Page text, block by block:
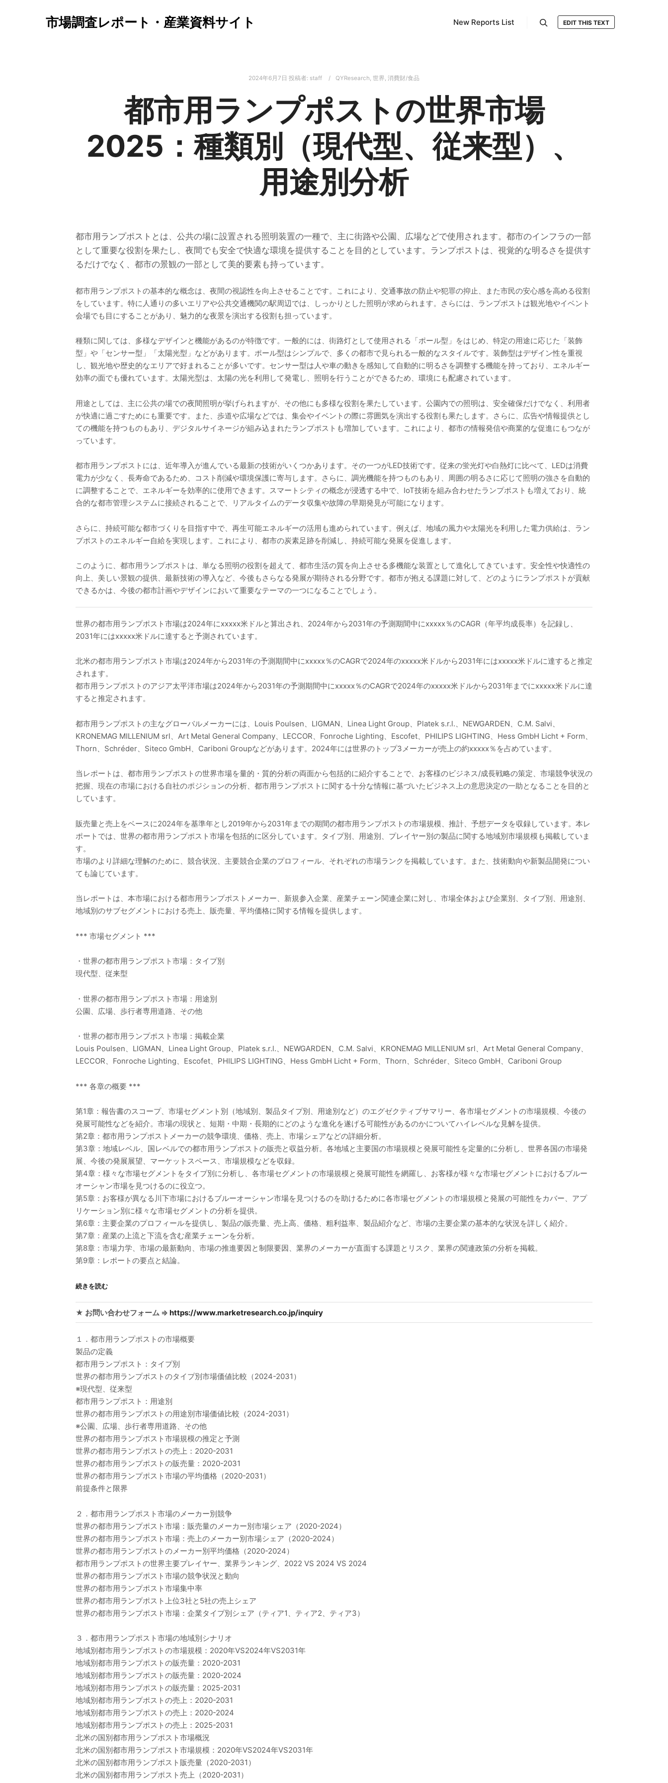
市場調査レポート・産業資料サイト New Reports List EDIT THIS TEXT
2024年6月7日 投稿者: staff QYResearch, 世界, 消費財/食品
都市用ランプポストの世界市場
2025：種類別（現代型、従来型）、
用途別分析
都市用ランプポストとは、公共の場に設置される照明装置の一種で、主に街路や公園、広場などで使用されます。都市のインフラの一部
として重要な役割を果たし、夜間でも安全で快適な環境を提供することを目的としています。ランプポストは、視覚的な明るさを提供す
るだけでなく、都市の景観の一部として美的要素も持っています。
都市用ランプポストの基本的な概念は、夜間の視認性を向上させることです。これにより、交通事故の防止や犯罪の抑止、また市民の安心感を高める役割
をしています。特に人通りの多いエリアや公共交通機関の駅周辺では、しっかりとした照明が求められます。さらには、ランプポストは観光地やイベント
会場でも目にすることがあり、魅力的な夜景を演出する役割も担っています。
種類に関しては、多様なデザインと機能があるのが特徴です。一般的には、街路灯として使用される「ポール型」をはじめ、特定の用途に応じた「装飾
型」や「センサー型」「太陽光型」などがあります。ポール型はシンプルで、多くの都市で見られる一般的なスタイルです。装飾型はデザイン性を重視
し、観光地や歴史的なエリアで好まれることが多いです。センサー型は人や車の動きを感知して自動的に明るさを調整する機能を持っており、エネルギー
効率の面でも優れています。太陽光型は、太陽の光を利用して発電し、照明を行うことができるため、環境にも配慮されています。
用途としては、主に公共の場での夜間照明が挙げられますが、その他にも多様な役割を果たしています。公園内での照明は、安全確保だけでなく、利用者
が快適に過ごすためにも重要です。また、歩道や広場などでは、集会やイベントの際に雰囲気を演出する役割も果たします。さらに、広告や情報提供とし
ての機能を持つものもあり、デジタルサイネージが組み込まれたランプポストも増加しています。これにより、都市の情報発信や商業的な促進にもつなが
っています。
都市用ランプポストには、近年導入が進んでいる最新の技術がいくつかあります。その一つがLED技術です。従来の蛍光灯や白熱灯に比べて、LEDは消費
電力が少なく、長寿命であるため、コスト削減や環境保護に寄与します。さらに、調光機能を持つものもあり、周囲の明るさに応じて照明の強さを自動的
に調整することで、エネルギーを効率的に使用できます。スマートシティの概念が浸透する中で、IoT技術を組み合わせたランプポストも増えており、統
合的な都市管理システムに接続されることで、リアルタイムのデータ収集や故障の早期発見が可能になります。
さらに、持続可能な都市づくりを目指す中で、再生可能エネルギーの活用も進められています。例えば、地域の風力や太陽光を利用した電力供給は、ラン
プポストのエネルギー自給を実現します。これにより、都市の炭素足跡を削減し、持続可能な発展を促進します。
このように、都市用ランプポストは、単なる照明の役割を超えて、都市生活の質を向上させる多機能な装置として進化してきています。安全性や快適性の
向上、美しい景観の提供、最新技術の導入など、今後もさらなる発展が期待される分野です。都市が抱える課題に対して、どのようにランプポストが貢献
できるかは、今後の都市計画やデザインにおいて重要なテーマの一つになることでしょう。
世界の都市用ランプポスト市場は2024年にxxxxx米ドルと算出され、2024年から2031年の予測期間中にxxxxx％のCAGR（年平均成長率）を記録し、
2031年にはxxxxx米ドルに達すると予測されています。
北米の都市用ランプポスト市場は2024年から2031年の予測期間中にxxxxx％のCAGRで2024年のxxxxx米ドルから2031年にはxxxxx米ドルに達すると推定
されます。
都市用ランプポストのアジア太平洋市場は2024年から2031年の予測期間中にxxxxx％のCAGRで2024年のxxxxx米ドルから2031年までにxxxxx米ドルに達
すると推定されます。
都市用ランプポストの主なグローバルメーカーには、Louis Poulsen、LIGMAN、Linea Light Group、Platek s.r.l.、NEWGARDEN、C.M. Salvi、
KRONEMAG MILLENIUM srl、Art Metal General Company、LECCOR、Fonroche Lighting、Escofet、PHILIPS LIGHTING、Hess GmbH Licht + Form、
Thorn、Schréder、Siteco GmbH、Cariboni Groupなどがあります。2024年には世界のトップ3メーカーが売上の約xxxxx％を占めています。
当レポートは、都市用ランプポストの世界市場を量的・質的分析の両面から包括的に紹介することで、お客様のビジネス/成長戦略の策定、市場競争状況の
把握、現在の市場における自社のポジションの分析、都市用ランプポストに関する十分な情報に基づいたビジネス上の意思決定の一助となることを目的と
しています。
販売量と売上をベースに2024年を基準年とし2019年から2031年までの期間の都市用ランプポストの市場規模、推計、予想データを収録しています。本レ
ポートでは、世界の都市用ランプポスト市場を包括的に区分しています。タイプ別、用途別、プレイヤー別の製品に関する地域別市場規模も掲載していま
す。
市場のより詳細な理解のために、競合状況、主要競合企業のプロフィール、それぞれの市場ランクを掲載しています。また、技術動向や新製品開発につい
ても論じています。
当レポートは、本市場における都市用ランプポストメーカー、新規参入企業、産業チェーン関連企業に対し、市場全体および企業別、タイプ別、用途別、
地域別のサブセグメントにおける売上、販売量、平均価格に関する情報を提供します。
*** 市場セグメント ***
・世界の都市用ランプポスト市場：タイプ別
現代型、従来型
・世界の都市用ランプポスト市場：用途別
公園、広場、歩行者専用道路、その他
・世界の都市用ランプポスト市場：掲載企業
Louis Poulsen、LIGMAN、Linea Light Group、Platek s.r.l.、NEWGARDEN、C.M. Salvi、KRONEMAG MILLENIUM srl、Art Metal General Company、
LECCOR、Fonroche Lighting、Escofet、PHILIPS LIGHTING、Hess GmbH Licht + Form、Thorn、Schréder、Siteco GmbH、Cariboni Group
*** 各章の概要 ***
第1章：報告書のスコープ、市場セグメント別（地域別、製品タイプ別、用途別など）のエグゼクティブサマリー、各市場セグメントの市場規模、今後の
発展可能性などを紹介。市場の現状と、短期・中期・長期的にどのような進化を遂げる可能性があるのかについてハイレベルな見解を提供。
第2章：都市用ランプポストメーカーの競争環境、価格、売上、市場シェアなどの詳細分析。
第3章：地域レベル、国レベルでの都市用ランプポストの販売と収益分析。各地域と主要国の市場規模と発展可能性を定量的に分析し、世界各国の市場発
展、今後の発展展望、マーケットスペース、市場規模などを収録。
第4章：様々な市場セグメントをタイプ別に分析し、各市場セグメントの市場規模と発展可能性を網羅し、お客様が様々な市場セグメントにおけるブルー
オーシャン市場を見つけるのに役立つ。
第5章：お客様が異なる川下市場におけるブルーオーシャン市場を見つけるのを助けるために各市場セグメントの市場規模と発展の可能性をカバー、アプ
リケーション別に様々な市場セグメントの分析を提供。
第6章：主要企業のプロフィールを提供し、製品の販売量、売上高、価格、粗利益率、製品紹介など、市場の主要企業の基本的な状況を詳しく紹介。
第7章：産業の上流と下流を含む産業チェーンを分析。
第8章：市場力学、市場の最新動向、市場の推進要因と制限要因、業界のメーカーが直面する課題とリスク、業界の関連政策の分析を掲載。
第9章：レポートの要点と結論。
続きを読む
★ お問い合わせフォーム ⇒ https://www.marketresearch.co.jp/inquiry
１．都市用ランプポストの市場概要
製品の定義
都市用ランプポスト：タイプ別
世界の都市用ランプポストのタイプ別市場価値比較（2024-2031）
※現代型、従来型
都市用ランプポスト：用途別
世界の都市用ランプポストの用途別市場価値比較（2024-2031）
※公園、広場、歩行者専用道路、その他
世界の都市用ランプポスト市場規模の推定と予測
世界の都市用ランプポストの売上：2020-2031
世界の都市用ランプポストの販売量：2020-2031
世界の都市用ランプポスト市場の平均価格（2020-2031）
前提条件と限界
２．都市用ランプポスト市場のメーカー別競争
世界の都市用ランプポスト市場：販売量のメーカー別市場シェア（2020-2024）
世界の都市用ランプポスト市場：売上のメーカー別市場シェア（2020-2024）
世界の都市用ランプポストのメーカー別平均価格（2020-2024）
都市用ランプポストの世界主要プレイヤー、業界ランキング、2022 VS 2024 VS 2024
世界の都市用ランプポスト市場の競争状況と動向
世界の都市用ランプポスト市場集中率
世界の都市用ランプポスト上位3社と5社の売上シェア
世界の都市用ランプポスト市場：企業タイプ別シェア（ティア1、ティア2、ティア3）
３．都市用ランプポスト市場の地域別シナリオ
地域別都市用ランプポストの市場規模：2020年VS2024年VS2031年
地域別都市用ランプポストの販売量：2020-2031
地域別都市用ランプポストの販売量：2020-2024
地域別都市用ランプポストの販売量：2025-2031
地域別都市用ランプポストの売上：2020-2031
地域別都市用ランプポストの売上：2020-2024
地域別都市用ランプポストの売上：2025-2031
北米の国別都市用ランプポスト市場概況
北米の国別都市用ランプポスト市場規模：2020年VS2024年VS2031年
北米の国別都市用ランプポスト販売量（2020-2031）
北米の国別都市用ランプポスト売上（2020-2031）